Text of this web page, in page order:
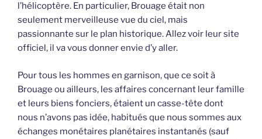
l’hélicoptère. En particulier, Brouage était non
seulement merveilleuse vue du ciel, mais
passionnante sur le plan historique. Allez voir leur site
officiel, il va vous donner envie d’y aller.
Pour tous les hommes en garnison, que ce soit à
Brouage ou ailleurs, les affaires concernant leur famille
et leurs biens fonciers, étaient un casse-tête dont
nous n’avons pas idée, habitués que nous sommes aux
échanges monétaires planétaires instantanés (sauf